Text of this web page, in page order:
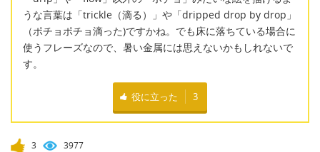
うな言葉は「trickle（滴る）」や「dripped drop by drop」
（ポチョポチョ滴った)ですかね。でも床に落ちている場合に
使うフレーズなので、暑い金属には思えないかもしれないで
す。
役に立った 3
3 3977